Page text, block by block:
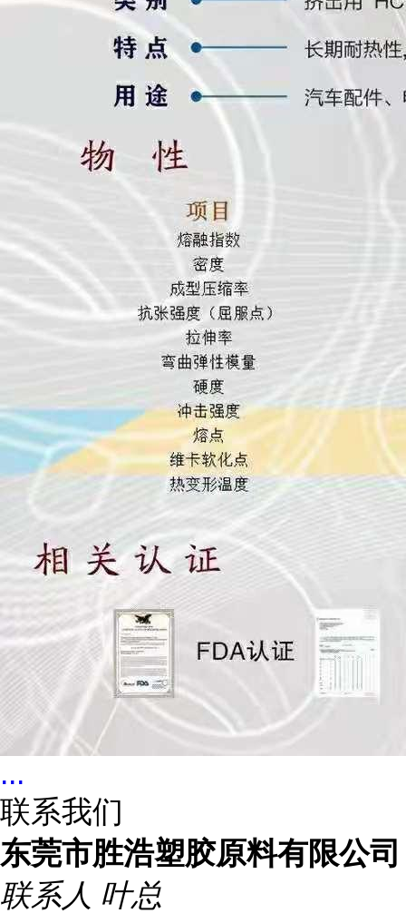
...
联系我们
东莞市胜浩塑胶原料有限公司
联系人 叶总